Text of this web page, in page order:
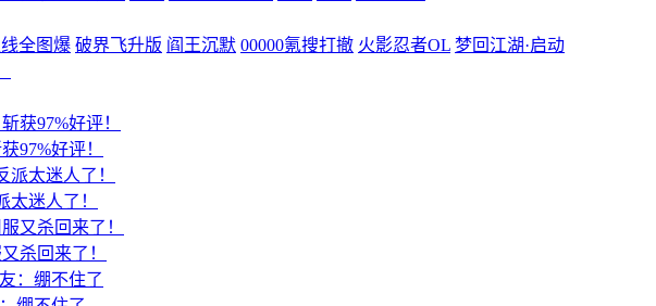
线全图爆 破界飞升版 阎王沉默 00000氪搜打撤 火影忍者OL 梦回江湖·启动
97%好评！
迷人了！
杀回来了！